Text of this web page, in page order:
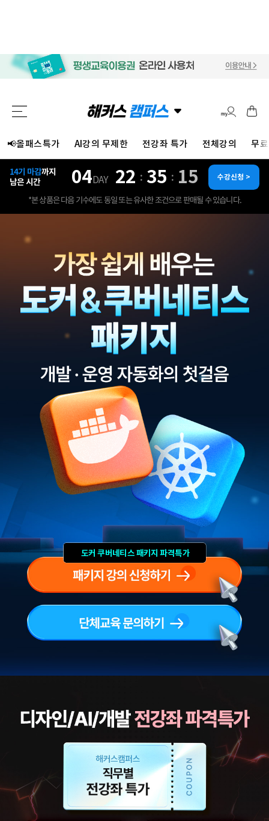
📢올패스특가 AI강의 무제한 전강좌 특가 전체강의 무
14기 마감까지
남은 시간
04 DAY 22 : 35 : 13 수강신청 >
*본 상품은 다음 기수에도 동일 또는 유사한 조건으로 판매될 수 있습니다.
도커 쿠버네티스 패키지 파격특가